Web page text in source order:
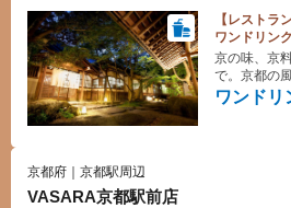
【レストラ
ワンドリン
ワンドリ
京の味、京
で。京都の
お食事。染
京都府｜京都駅周辺
VASARA京都駅前店